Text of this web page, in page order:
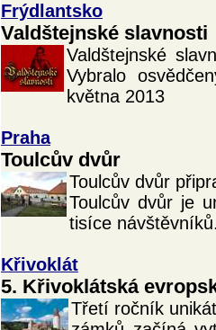
Frýdlantsko
Valdštejnské slavnosti
Valdštejnské
Vybralo
května 2013
Praha
Toulcův dvůr
Toulcův dvůr
Toulcův dvůr je
tisíce
Křivoklát
5. Křivoklátská
Třetí ročník